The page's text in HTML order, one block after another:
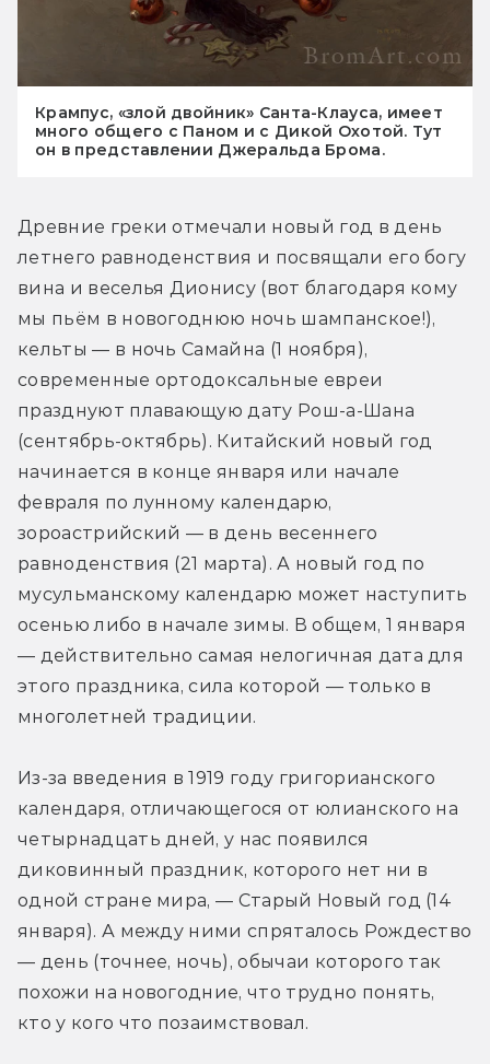
Крампус, «злой двойник» Санта-Клауса, имеет
много общего с Паном и с Дикой Охотой. Тут
он в представлении Джеральда Брома.
Древние греки отмечали новый год в день
летнего равноденствия и посвящали его богу
вина и веселья Дионису (вот благодаря кому
мы пьём в новогоднюю ночь шампанское!),
кельты — в ночь Самайна (1 ноября),
современные ортодоксальные евреи
празднуют плавающую дату Рош-а-Шана
(сентябрь-октябрь). Китайский новый год
начинается в конце января или начале
февраля по лунному календарю,
зороастрийский — в день весеннего
равноденствия (21 марта). А новый год по
мусульманскому календарю может наступить
осенью либо в начале зимы. В общем, 1 января
— действительно самая нелогичная дата для
этого праздника, сила которой — только в
многолетней традиции.
Из-за введения в 1919 году григорианского
календаря, отличающегося от юлианского на
четырнадцать дней, у нас появился
диковинный праздник, которого нет ни в
одной стране мира, — Старый Новый год (14
января). А между ними спряталось Рождество
— день (точнее, ночь), обычаи которого так
похожи на новогодние, что трудно понять,
кто у кого что позаимствовал.